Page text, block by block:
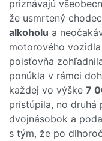
priznávajú
že usmrtený
alkoholu a
motorového vozidla
poisťovňa
ponúkla v rámci
každej vo výške 7
pristúpila, no druhá
dvojnásobok a
s tým, že po